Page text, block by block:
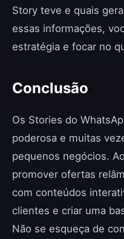
Story teve e quais
essas informações,
estratégia e focar no
Conclusão
Os Stories do
poderosa e muitas
pequenos negócios.
promover ofertas
com conteúdos
clientes e criar uma
Não se esqueça de